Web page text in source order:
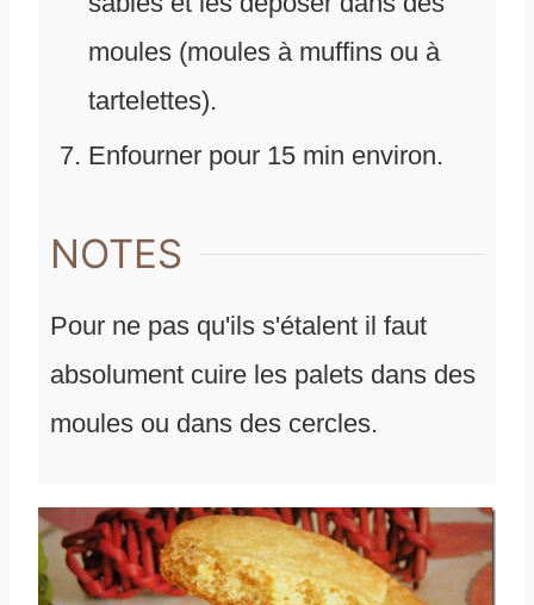
moules (moules à muffins ou à
tartelettes).
Enfourner pour 15 min environ.
NOTES
Pour ne pas qu'ils s'étalent il faut
absolument cuire les palets dans des
moules ou dans des cercles.